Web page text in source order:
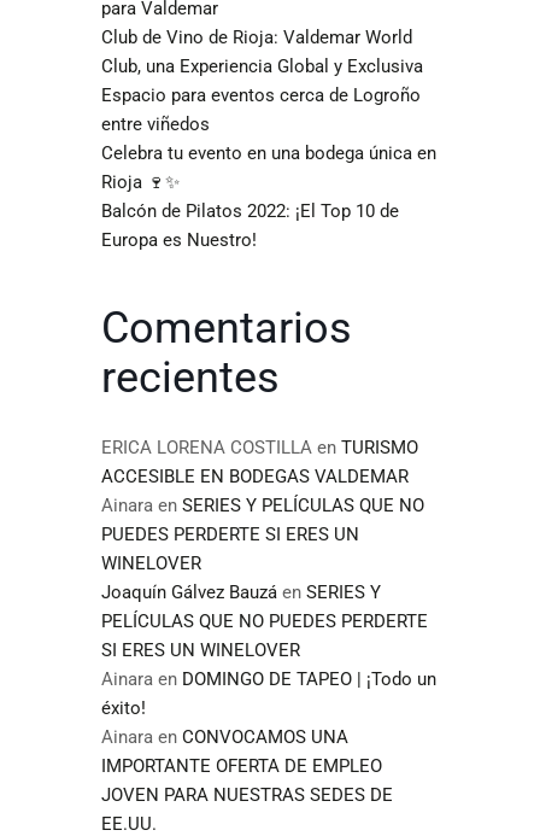
para Valdemar
Club de Vino de Rioja: Valdemar World
Club, una Experiencia Global y Exclusiva
Espacio para eventos cerca de Logroño
entre viñedos
Celebra tu evento en una bodega única en
Rioja 🍷✨
Balcón de Pilatos 2022: ¡El Top 10 de
Europa es Nuestro!
Comentarios
recientes
ERICA LORENA COSTILLA en TURISMO
ACCESIBLE EN BODEGAS VALDEMAR
Ainara en SERIES Y PELÍCULAS QUE NO
PUEDES PERDERTE SI ERES UN
WINELOVER
Joaquín Gálvez Bauzá en SERIES Y
PELÍCULAS QUE NO PUEDES PERDERTE
SI ERES UN WINELOVER
Ainara en DOMINGO DE TAPEO | ¡Todo un
éxito!
Ainara en CONVOCAMOS UNA
IMPORTANTE OFERTA DE EMPLEO
JOVEN PARA NUESTRAS SEDES DE
EE.UU.